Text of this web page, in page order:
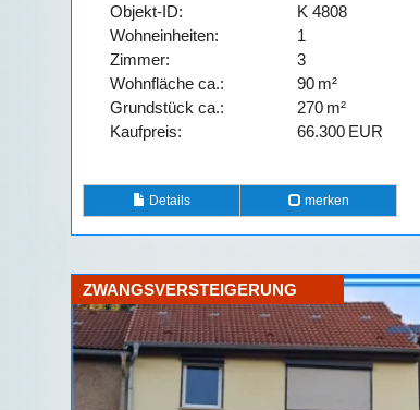
Objekt-ID:
K 4808
Wohneinheiten:
1
Zimmer:
3
Wohnfläche ca.:
90 m²
Grund­stück ca.:
270 m²
Kaufpreis:
66.300 EUR
Details merken
ZWANGSVERSTEIGERUNG